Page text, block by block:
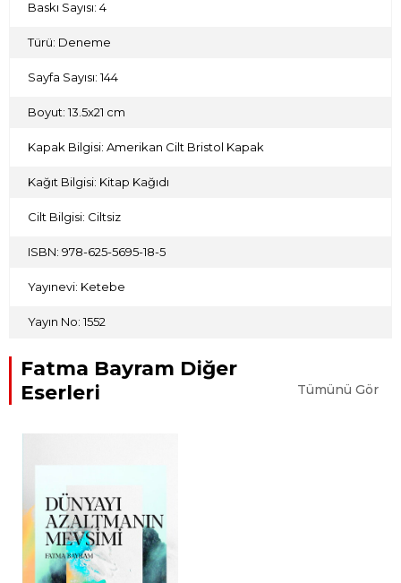
Baskı Sayısı: 4
Türü: Deneme
Sayfa Sayısı: 144
Boyut: 13.5x21 cm
Kapak Bilgisi: Amerikan Cilt Bristol Kapak
Kağıt Bilgisi: Kitap Kağıdı
Cilt Bilgisi: Ciltsiz
ISBN: 978-625-5695-18-5
Yayınevi: Ketebe
Yayın No: 1552
Fatma Bayram Diğer
Eserleri
Tümünü Gör